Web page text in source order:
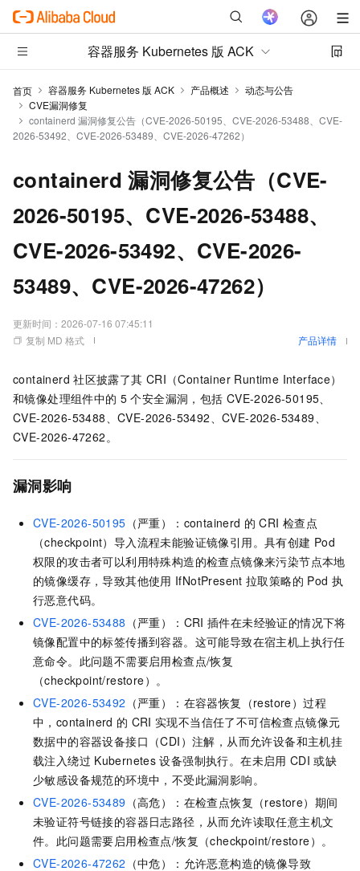
容器服务 Kubernetes 版 ACK
首页 容器服务 Kubernetes 版 ACK 产品概述
动态与公告
CVE漏洞修复
containerd 漏洞修复公告（CVE-2026-50195、CVE-2026-53488、CVE-
2026-53492、CVE-2026-53489、CVE-2026-47262）
containerd 漏洞修复公告（CVE-
2026-50195、CVE-2026-53488、
CVE-2026-53492、CVE-2026-
53489、CVE-2026-47262）
更新时间： 2026-07-16 07:45:11
复制 MD 格式
产品详情
containerd 社区披露了其 CRI（Container Runtime Interface）
和镜像处理组件中的 5 个安全漏洞，包括 CVE-2026-50195、
CVE-2026-53488、CVE-2026-53492、CVE-2026-53489、
CVE-2026-47262。
漏洞影响
CVE-2026-50195 （严重）：containerd 的 CRI 检查点
（checkpoint）导入流程未能验证镜像引用。具有创建 Pod
权限的攻击者可以利用特殊构造的检查点镜像来污染节点本地
的镜像缓存，导致其他使用 IfNotPresent 拉取策略的 Pod 执
行恶意代码。
CVE-2026-53488 （严重）：CRI 插件在未经验证的情况下将
镜像配置中的标签传播到容器。这可能导致在宿主机上执行任
意命令。此问题不需要启用检查点/恢复
（checkpoint/restore）。
CVE-2026-53492 （严重）：在容器恢复（restore）过程
中，containerd 的 CRI 实现不当信任了不可信检查点镜像元
数据中的容器设备接口（CDI）注解，从而允许设备和主机挂
载注入绕过 Kubernetes 设备强制执行。在未启用 CDI 或缺
少敏感设备规范的环境中，不受此漏洞影响。
CVE-2026-53489 （高危）：在检查点恢复（restore）期间
未验证符号链接的容器日志路径，从而允许读取任意主机文
件。此问题需要启用检查点/恢复（checkpoint/restore）。
CVE-2026-47262 （中危）：允许恶意构造的镜像导致